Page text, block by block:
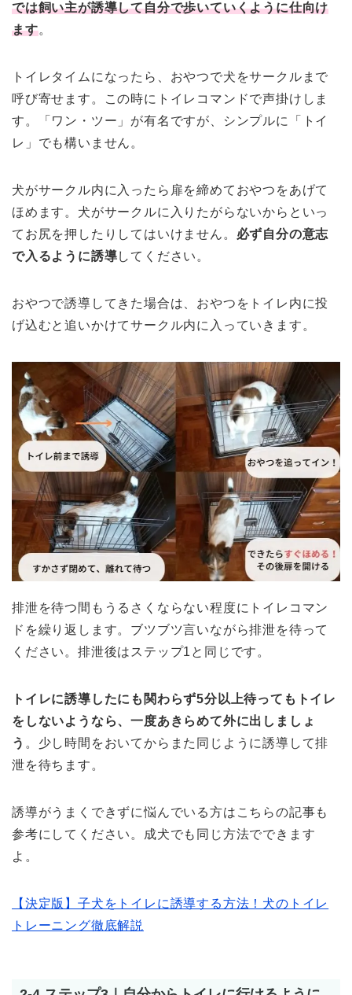
では飼い主が誘導して自分で歩いていくように仕向け
ます。
トイレタイムになったら、おやつで犬をサークルまで
呼び寄せます。この時にトイレコマンドで声掛けしま
す。「ワン・ツー」が有名ですが、シンプルに「トイ
レ」でも構いません。
犬がサークル内に入ったら扉を締めておやつをあげて
ほめます。犬がサークルに入りたがらないからといっ
てお尻を押したりしてはいけません。 必ず自分の意志
で入るように誘導してください。
おやつで誘導してきた場合は、おやつをトイレ内に投
げ込むと追いかけてサークル内に入っていきます。
排泄を待つ間もうるさくならない程度にトイレコマン
ドを繰り返します。ブツブツ言いながら排泄を待って
ください。排泄後はステップ1と同じです。
トイレに誘導したにも関わらず5分以上待ってもトイレ
をしないようなら、一度あきらめて外に出しましょ
う 。少し時間をおいてからまた同じように誘導して排
泄を待ちます。
誘導がうまくできずに悩んでいる方はこちらの記事も
参考にしてください。成犬でも同じ方法でできます
よ。
【決定版】子犬をトイレに誘導する方法！犬のトイレ
トレーニング徹底解説